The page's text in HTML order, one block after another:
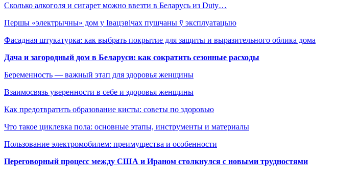
Сколько алкоголя и сигарет можно ввезти в Беларусь из Duty…
Першы «электрычны» дом у Івацэвічах пушчаны ў эксплуатацыю
Фасадная штукатурка: как выбрать покрытие для защиты и выразительного облика дома
Дача и загородный дом в Беларуси: как сократить сезонные расходы
Беременность — важный этап для здоровья женщины
Взаимосвязь уверенности в себе и здоровья женщины
Как предотвратить образование кисты: советы по здоровью
Что такое циклевка пола: основные этапы, инструменты и материалы
Пользование электромобилем: преимущества и особенности
Переговорный процесс между США и Ираном столкнулся с новыми трудностями